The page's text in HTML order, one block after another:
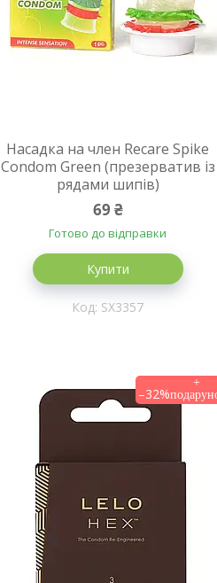
Насадка на член Recare Spike
Condom Green (презерватив із
рядами шипів)
69 ₴
Готово до відправки
Купити
SX3357
–32%